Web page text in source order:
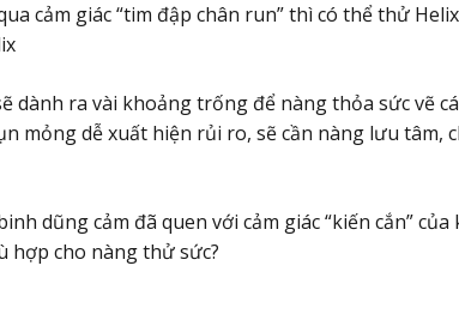
cảm giác “tim đập chân run” thì có thể thử
dành ra vài khoảng trống để nàng thỏa sức vẽ
mỏng dễ xuất hiện rủi ro, sẽ cần nàng lưu tâm,
dũng cảm đã quen với cảm giác “kiến cắn”
hợp cho nàng thử sức?